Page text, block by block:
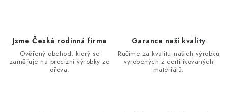
Jsme Česká rodinná firma
Ověřený obchod, který se
zaměřuje na precizní výrobky ze
dřeva.
Garance naší kvality
Ručíme za kvalitu našich výrobků
vyrobených z certifikovaných
materiálů.